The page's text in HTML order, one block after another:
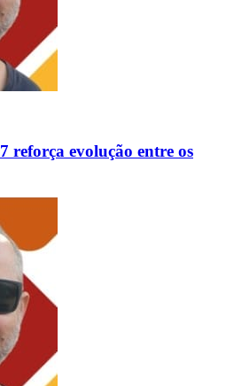
reforça evolução entre os